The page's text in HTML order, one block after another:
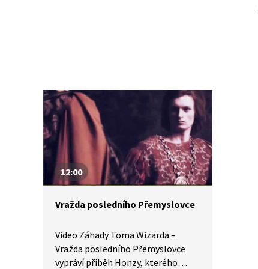
12:00
Vražda posledního Přemyslovce
Video Záhady Toma Wizarda –
Vražda posledního Přemyslovce
vypráví příběh Honzy, kterého